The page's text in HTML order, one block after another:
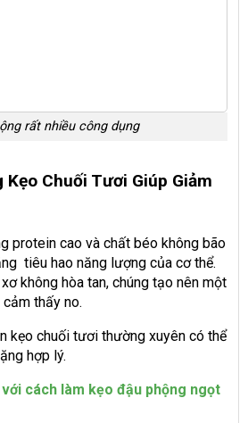
rất nhiều công dụng
Chuối Tươi Giúp Giảm
protein cao và chất béo không bão
tiêu hao năng lượng của cơ thể.
không hòa tan, chúng tạo nên một
thấy no.
kẹo chuối tươi thường xuyên có thể
hợp lý.
cách làm kẹo đậu phộng ngọt